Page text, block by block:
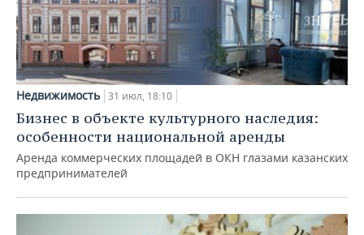
Недвижимость 31 июл, 18:10
Бизнес в объекте культурного наследия:
особенности национальной аренды
Аренда коммерческих площадей в ОКН глазами казанских
предпринимателей